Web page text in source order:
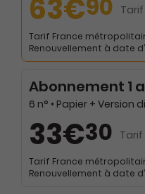
63€90 Tarif
Tarif France
Renouvellement à date
Abonnement 1
6 n° • Papier +
33€30 Tarif
Tarif France
Renouvellement à date